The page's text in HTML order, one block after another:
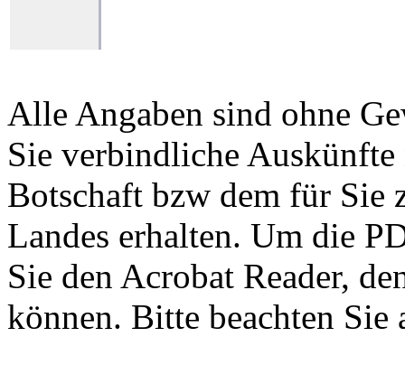
Alle Angaben sind ohne
Sie verbindliche
Botschaft bzw dem für Sie
Landes erhalten. Um die
Sie den Acrobat Reader,
können. Bitte beachten Sie